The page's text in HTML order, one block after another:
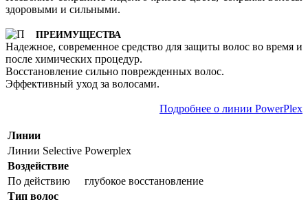
здоровыми и сильными.
ПРЕИМУЩЕСТВА
Надежное, современное средство для защиты волос во время и
после химических процедур.
Восстановление сильно поврежденных волос.
Эффективный уход за волосами.
Подробнее о линии PowerPlex
Линии
Линии Selective Powerplex
Воздействие
По действию
глубокое восстановление
Тип волос